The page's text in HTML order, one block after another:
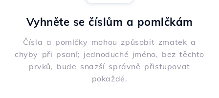
Vyhněte se číslům a pomlčkám
Čísla a pomlčky mohou způsobit zmatek a
chyby při psaní; jednoduché jméno, bez těchto
prvků, bude snazší správně přistupovat
pokaždé.